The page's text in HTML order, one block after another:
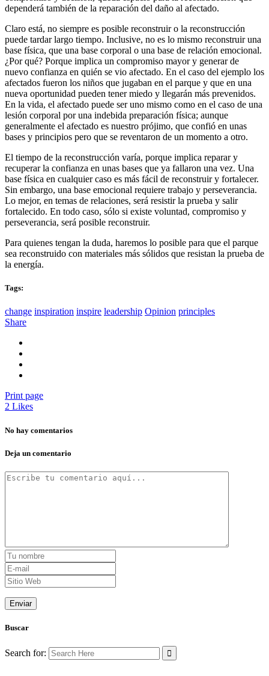
dependerá también de la reparación del daño al afectado.
Claro está, no siempre es posible reconstruir o la reconstrucción
puede tardar largo tiempo. Inclusive, no es lo mismo reconstruir una
base física, que una base corporal o una base de relación emocional.
¿Por qué? Porque implica un compromiso mayor y generar de
nuevo confianza en quién se vio afectado. En el caso del ejemplo los
afectados fueron los niños que jugaban en el parque y que en una
nueva oportunidad pueden tener miedo y llegarán más prevenidos.
En la vida, el afectado puede ser uno mismo como en el caso de una
lesión corporal por una indebida preparación física; aunque
generalmente el afectado es nuestro prójimo, que confió en unas
bases y principios pero que se reventaron de un momento a otro.
El tiempo de la reconstrucción varía, porque implica reparar y
recuperar la confianza en unas bases que ya fallaron una vez. Una
base física en cualquier caso es más fácil de reconstruir y fortalecer.
Sin embargo, una base emocional requiere trabajo y perseverancia.
Lo mejor, en temas de relaciones, será resistir la prueba y salir
fortalecido. En todo caso, sólo si existe voluntad, compromiso y
perseverancia, será posible reconstruir.
Para quienes tengan la duda, haremos lo posible para que el parque
sea reconstruido con materiales más sólidos que resistan la prueba de
la energía.
Tags:
change inspiration inspire leadership Opinion principles
Share
Print page
2 Likes
No hay comentarios
Deja un comentario
Buscar
Search for: